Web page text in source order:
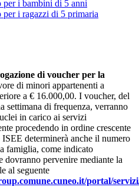
per i bambini di 5 anni
per i ragazzi di 5 primaria
di voucher per la
di minori appartenenti a
a € 16.000,00. I voucher, del
settimana di frequenza, verranno
in carico ai servizi
procedendo in ordine crescente
determinerà anche il numero
famiglia, come indicato
dovranno pervenire mediante la
al seguente
portal/